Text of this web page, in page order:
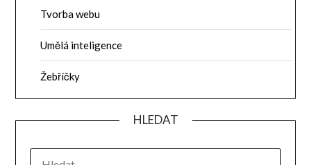
Tvorba webu
Umělá inteligence
Žebříčky
HLEDAT